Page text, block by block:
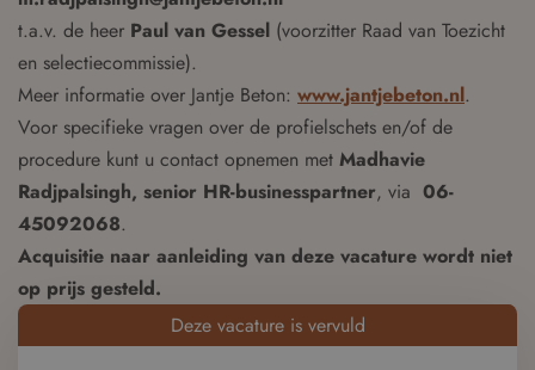
t.a.v. de heer Paul van Gessel (voorzitter Raad van Toezicht
en selectiecommissie).
Meer informatie over Jantje Beton: www.jantjebeton.nl.
Voor specifieke vragen over de profielschets en/of de
procedure kunt u contact opnemen met Madhavie
Radjpalsingh, senior HR-businesspartner, via 06-
45092068.
Acquisitie naar aanleiding van deze vacature wordt niet
op prijs gesteld.
Deze vacature is vervuld